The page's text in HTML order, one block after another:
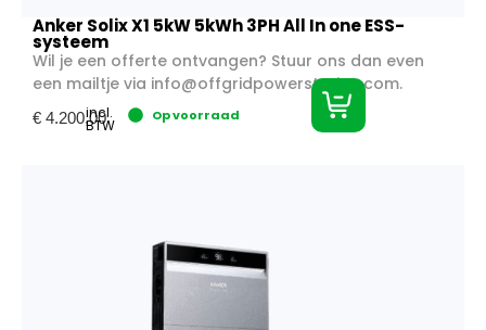
Anker Solix X1 5kW 5kWh 3PH All In one ESS-
systeem
Wil je een offerte ontvangen? Stuur ons dan even
een mailtje via info@offgridpowerstation.com.
€ 4.200,00
incl.
BTW
Op voorraad